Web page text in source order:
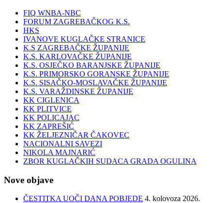
FIQ WNBA-NBC
FORUM ZAGREBAČKOG K.S.
HKS
IVANOVE KUGLAČKE STRANICE
K.S ZAGREBAČKE ŽUPANIJE
K.S. KARLOVAČKE ŽUPANIJE
K.S. OSJEČKO BARANJSKE ŽUPANIJE
K.S. PRIMORSKO GORANSKE ŽUPANIJE
K.S. SISAČKO-MOSLAVAČKE ŽUPANIJE
K.S. VARAŽDINSKE ŽUPANIJE
KK CIGLENICA
KK PLITVICE
KK POLICAJAC
KK ZAPREŠIĆ
KK ŽELJEZNIČAR ČAKOVEC
NACIONALNI SAVEZI
NIKOLA MAJNARIĆ
ZBOR KUGLAČKIH SUDACA GRADA OGULINA
Nove objave
ČESTITKA UOČI DANA POBJEDE 4. kolovoza 2026.